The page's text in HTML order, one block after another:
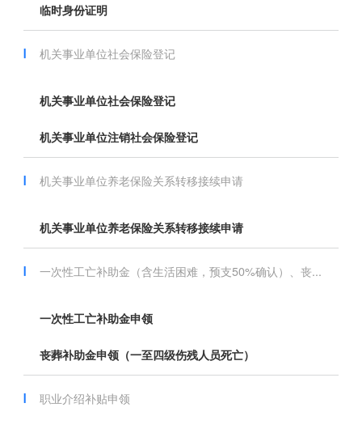
临时身份证明
机关事业单位社会保险登记
机关事业单位社会保险登记
机关事业单位注销社会保险登记
机关事业单位养老保险关系转移接续申请
机关事业单位养老保险关系转移接续申请
一次性工亡补助金（含生活困难，预支50%确认）、丧...
一次性工亡补助金申领
丧葬补助金申领（一至四级伤残人员死亡）
职业介绍补贴申领